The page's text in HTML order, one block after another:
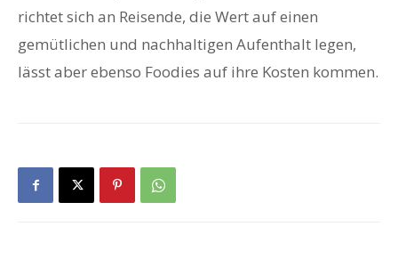
richtet sich an Reisende, die Wert auf einen
gemütlichen und nachhaltigen Aufenthalt legen,
lässt aber ebenso Foodies auf ihre Kosten kommen.